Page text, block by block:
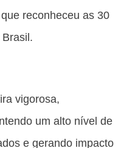
reconheceu as 30
vigorosa,
um alto nível de
e gerando impacto